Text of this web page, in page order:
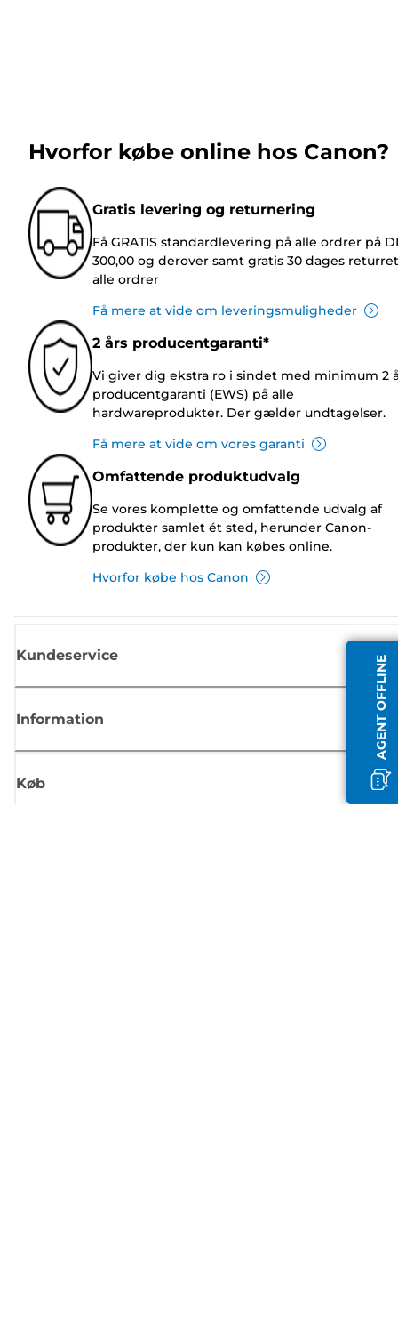
AGENT OFFLINE
Hvorfor købe online hos Canon?
Gratis levering og returnering
Få GRATIS standardlevering på alle ordrer på
300,00 og derover samt gratis 30 dages
alle ordrer
Få mere at vide om leveringsmuligheder
2 års producentgaranti*
Vi giver dig ekstra ro i sindet med minimum 2
producentgaranti (EWS) på alle
hardwareprodukter. Der gælder undtagelser.
Få mere at vide om vores garanti
Omfattende produktudvalg
Se vores komplette og omfattende udvalg af
produkter samlet ét sted, herunder Canon-
produkter, der kun kan købes online.
Hvorfor købe hos Canon
Kundeservice
Information
Køb